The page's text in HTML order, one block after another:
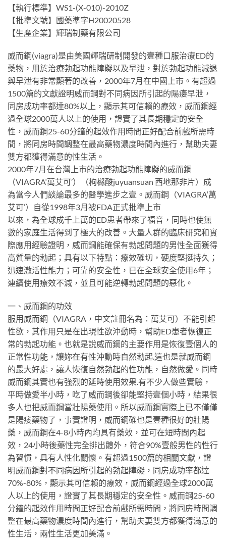
【執行標準】WS1-(X-010)-2010Z
【批準文號】國藥準字H20020528
【生產企業】輝瑞制藥有限公司
威而鋼(viagra)是由美國輝瑞研制開發的壹種口服治療ED的
藥物，用於治療勃起功能障礙以及早泄，對於勃起功能減退
與早泄有非常顯著的改善，2000年7月在中國上市。有超過
1500篇的文獻證明威而鋼對不同病因所引起的陽痿早泄，
同房成功率都達80%以上，顯示其可信賴的療效，威而鋼經
過全球2000萬人以上的使用，證實了其長期穩定的安全
性，威而鋼25-60分鐘的起效作用時間正好配合前戲所需時
間，將同房時間調整在最高藥物濃度時間內進行，幫助夫妻
雙方都獲得滿意的性生活。
2000年7月在台灣上市的治療勃起功能障礙的威而鋼
（VIAGRA‘萬艾可’）（枸櫞酸juyuansuan 西地那非片）成
為當今人們談論最多的醫學進步之壹。威而鋼（VIAGRA‘萬
艾可’）自從1998年3月被FDA正式批準上市
以來，為全球成千上萬的ED患者帶來了福音，同時也使無
數的家庭生活得到了極大的改善。大量人群的臨床研究和實
際應用經驗證明，威而鋼能確保有勃起問題的男性全面獲得
高質量的勃起；具有以下特點：療效確切，硬度堅挺持久；
迅速激活性能力；可靠的安全性，已在全球安全使用6年；
連續使用療效不減，並且可能逆轉勃起問題的惡化。
一、威而鋼的功效
服用威而鋼（VIAGRA，中文註冊名為：萬艾可）不能引起
性欲，其作用只是在出現性欲沖動時，幫助ED患者恢復正
常的勃起功能。也就是說威而鋼的主要作用是恢復壹個人的
正常性功能，讓妳在有性沖動時自然勃起.這也是就威而鋼
的最大好處，讓人恢復自然勃起的性功能，自然做愛。同時
威而鋼其實也有強烈的延時使用效果.有不少人做些實驗，
平時做愛半小時，吃了威而鋼後卻能堅持壹個小時，結果很
多人也把威而鋼當壯陽藥使用。所以威而鋼實際上已不僅僅
是陽痿藥物了，事實證明，威而鋼確也是壹種很好的壯陽
藥，威而鋼在4-8小時內均具有藥效，並可在短時間內起
效，24小時後藥性完全排出體外，符合90%壹般男性的性行
為習慣，具有人性化關懷。有超過1500篇的相關文獻，證
明威而鋼對不同病因所引起的勃起障礙，同房成功率都達
70%-80%，顯示其可信賴的療效，威而鋼經過全球2000萬
人以上的使用，證實了其長期穩定的安全性。威而鋼25-60
分鐘的起效作用時間正好配合前戲所需時間，將同房時間調
整在最高藥物濃度時間內進行，幫助夫妻雙方都獲得滿意的
性生活，兩性生活更加美滿。